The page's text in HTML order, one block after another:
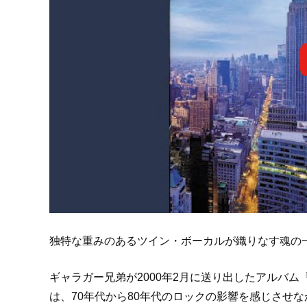
独特な重みのあるツイン・ボーカルが織りなす魂の
ギャラガー兄弟が2000年2月に送り出したアルバ
は、70年代から80年代のロックの影響を感じさせ